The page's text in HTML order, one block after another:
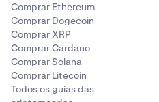
Comprar Ethereum
Comprar Dogecoin
Comprar XRP
Comprar Cardano
Comprar Solana
Comprar Litecoin
Todos os guias das